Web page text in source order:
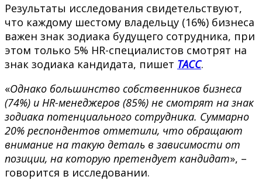
Результаты исследования свидетельствуют,
что каждому шестому владельцу (16%) бизнеса
важен знак зодиака будущего сотрудника, при
этом только 5% HR-специалистов смотрят на
знак зодиака кандидата, пишет ТАСС.
«Однако большинство собственников бизнеса
(74%) и HR-менеджеров (85%) не смотрят на знак
зодиака потенциального сотрудника. Суммарно
20% респондентов отметили, что обращают
внимание на такую деталь в зависимости от
позиции, на которую претендует кандидат», –
говорится в исследовании.